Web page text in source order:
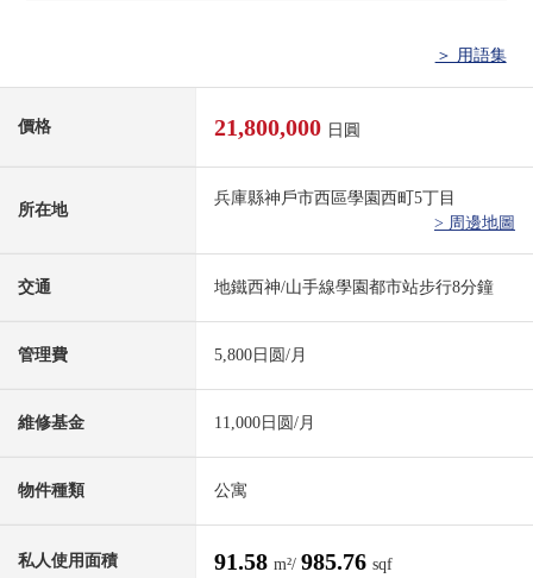
＞ 用語集
價格 21,800,000 日圓
所在地
兵庫縣神戶市西區學園西町5丁目
> 周邊地圖
交通 地鐵西神/山手線學園都市站步行8分鐘
管理費 5,800日圆/月
維修基金 11,000日圆/月
物件種類 公寓
私人使用面積 91.58 m²/ 985.76 sqf